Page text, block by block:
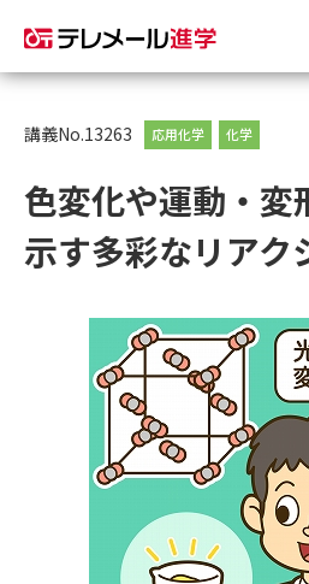
資料請求
大学・短大の資料種類から請求
総合型選抜・学校推薦型選抜 募
集要項＆願書
大
大学・短大以外の資料から請求
専門学校の資料請求
講義No.13263 応用化学 化学
色変化や運動・変
示す多彩なリアク